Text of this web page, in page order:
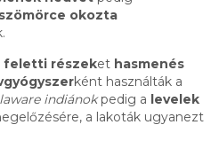
okozta
feletti részeket hasmenés
ként használták a
indiánokpedig a levelek
a lakoták ugyanezt